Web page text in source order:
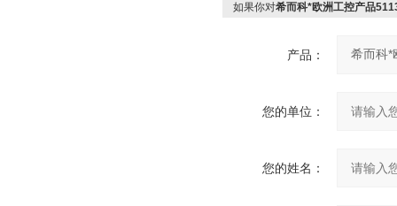
如果你对希而科*欧洲工控产品
产品：
您的单位：
您的姓名：